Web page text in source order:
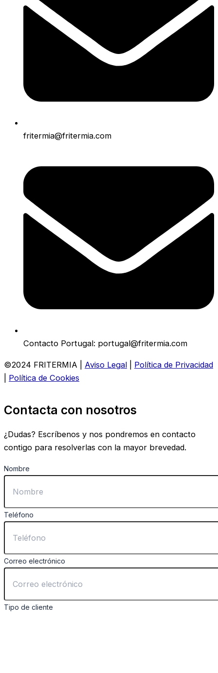
fritermia@fritermia.com
Contacto Portugal: portugal@fritermia.com
©2024 FRITERMIA | Aviso Legal
Política de Privacidad
Política de Cookies
Contacta con nosotros
¿Dudas? Escríbenos y nos pondremos en contacto
contigo para resolverlas con la mayor brevedad.
Nombre
Teléfono
Correo electrónico
Tipo de cliente